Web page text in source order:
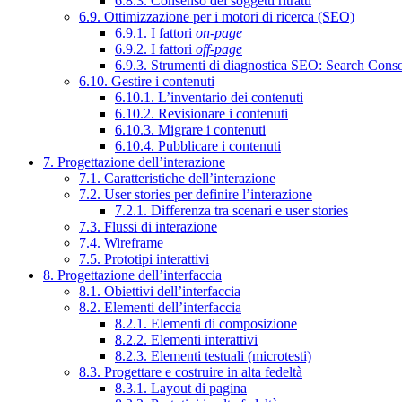
6.9. Ottimizzazione per i motori di ricerca (SEO)
6.9.1. I fattori on-page
6.9.2. I fattori off-page
6.9.3. Strumenti di diagnostica SEO: Search
6.10. Gestire i contenuti
6.10.1. L’inventario dei contenuti
6.10.2. Revisionare i contenuti
6.10.3. Migrare i contenuti
6.10.4. Pubblicare i contenuti
7. Progettazione dell’interazione
7.1. Caratteristiche dell’interazione
7.2. User stories per definire l’interazione
7.2.1. Differenza tra scenari e user stories
7.3. Flussi di interazione
7.4. Wireframe
7.5. Prototipi interattivi
8. Progettazione dell’interfaccia
8.1. Obiettivi dell’interfaccia
8.2. Elementi dell’interfaccia
8.2.1. Elementi di composizione
8.2.2. Elementi interattivi
8.2.3. Elementi testuali (microtesti)
8.3. Progettare e costruire in alta fedeltà
8.3.1. Layout di pagina